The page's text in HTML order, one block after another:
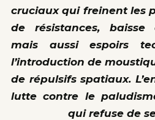
cruciaux qui freinent les
de résistances, baisse
mais aussi espoirs
l’introduction de
de répulsifs spatiaux.
lutte contre le
qui refuse de